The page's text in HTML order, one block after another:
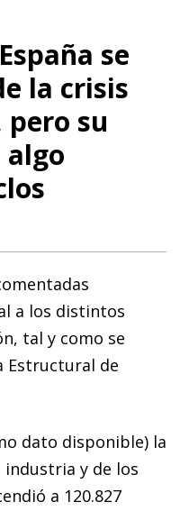
se
la crisis
su
algo
a los distintos
tal y como se
Estructural de
dato disponible) la
y de los
a 120.827